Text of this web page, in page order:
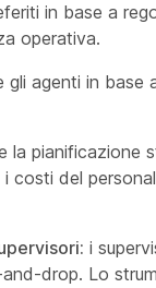
in base a
operativa.
agenti in base
la pianificazione
del
i
drop. Lo